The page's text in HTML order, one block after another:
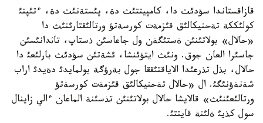
قازاقستاندا سؤدئث دا، كامپيتتئث دة، پئستةنئث دة، ءتئپتئ
كولئككة تةحنيكالئق قئزمةت كورسةتؤ ورتالئقتارئنئث دا
«حالال» بولاتئنئن ةستئگةن ول جاعاسئن ذستاپ، تاثدانئسئن
جاسئرا العان جوق. ونئث ايتؤئنشا، ئشةتئن سؤدئث بارلئعئ دا
حالال، بذل تذرعئدا الاياقتئققا جول بةرؤگة بولمايدئ دةيدئ اراب
شةنةؤنئگئ. ال «حالال تةحنيكالئق قئزمةت كورسةتؤ
ورتالئعئنئث» قالايشا حالال بولاتئنئن تذسئنة الماعان ءالي زاينال
سول كذيئ ةلئنة قايتتئ.